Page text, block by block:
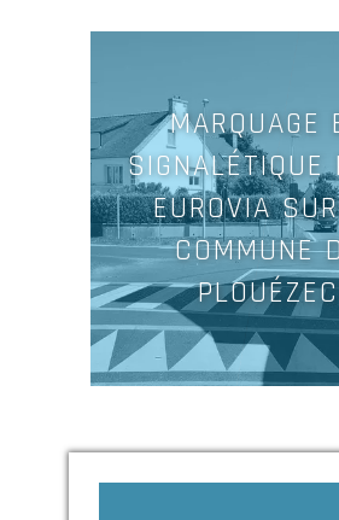
MARQUAGE
SIGNALÉTIQUE
EUROVIA
COMMUNE
PLOUÉZEC